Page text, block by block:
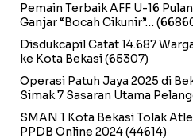
Pemain Terbaik AFF U-16
Ganjar “Bocah Cikunir”…
Disdukcapil Catat 14.687
ke Kota Bekasi(65307)
Operasi Patuh Jaya 2025 di
Simak 7 Sasaran Utama
SMAN 1 Kota Bekasi Tolak
PPDB Online 2024(44614)